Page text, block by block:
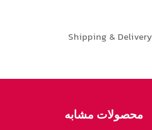
Shipping & Delivery
محصولات مشابه